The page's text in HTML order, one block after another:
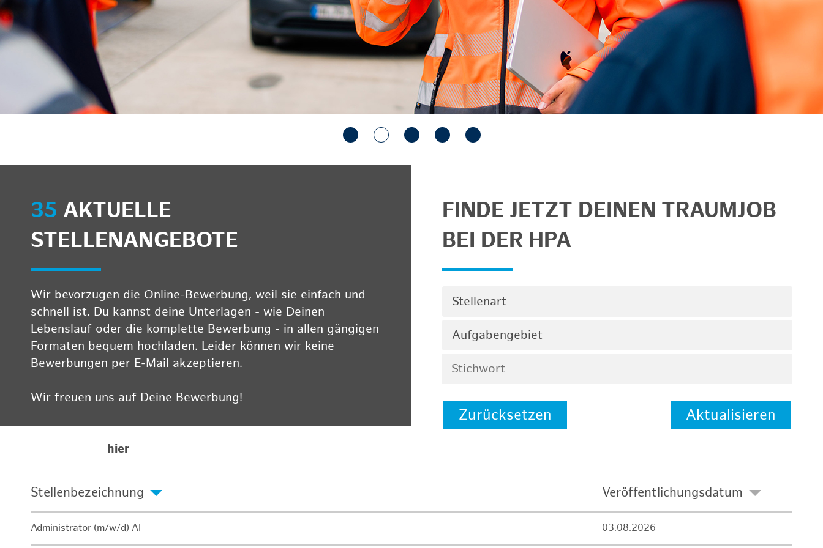
anzeigen/schließen
35 AKTUELLE
STELLENANGEBOTE
Wir bevorzugen die Online-Bewerbung, weil sie einfach und
schnell ist. Du kannst deine Unterlagen - wie Deinen
Lebenslauf oder die komplette Bewerbung - in allen gängigen
Formaten bequem hochladen. Leider können wir keine
Bewerbungen per E-Mail akzeptieren.
Wir freuen uns auf Deine Bewerbung!
hier
FINDE JETZT DEINEN TRAUMJOB
BEI DER HPA
Stellenart
Aufgabengebiet
Zurücksetzen Aktualisieren
Stellenbezeichnung Veröffentlichungsdatum
Administrator (m/w/d) AI 03.08.2026